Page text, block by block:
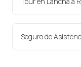
Seguro de